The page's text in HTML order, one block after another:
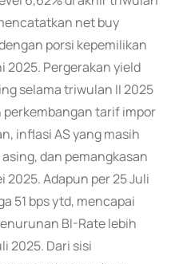
net buy
porsi kepemilikan
2025. Pergerakan yield
selama triwulan II 2025
tarif impor
inflasi AS yang masih
dan pemangkasan
2025. Adapun per 25 Juli
51 bps ytd, mencapai
BI-Rate lebih
2025. Dari sisi